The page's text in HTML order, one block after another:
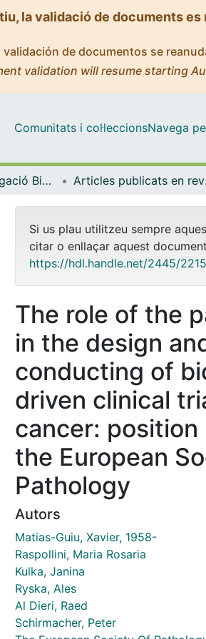
la validació de documents
de documentos se
validation will resume starting
Comunitats i col·leccionsNavega
Institut d'lnvestigació Biomèdica de Bellvitge (IDIBELL) Articles
Si us plau utilitzeu sempre
citar o enllaçar aquest
https://hdl.handle.net/2445/
The role of the
in the design
conducting of
driven clinical
cancer: position
the European
Pathology
Autors
Matias-Guiu, Xavier, 1958-
Raspollini, Maria Rosaria
Kulka, Janina
Ryska, Ales
Al Dieri, Raed
Schirmacher, Peter